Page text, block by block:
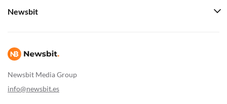
Newsbit Media Group
info@newsbit.es
Newsbit